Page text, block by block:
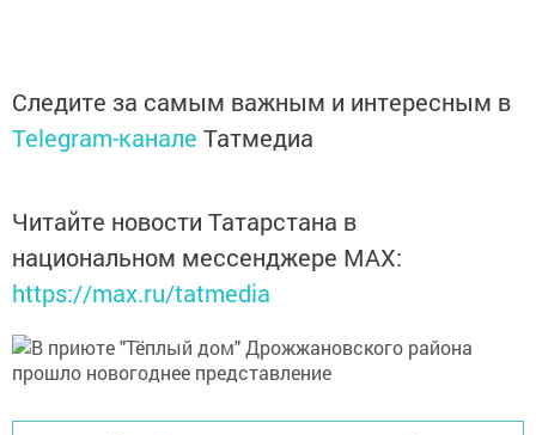
Следите за самым важным и интересным в
Telegram-канале Татмедиа
Читайте новости Татарстана в
национальном мессенджере MАХ:
https://max.ru/tatmedia